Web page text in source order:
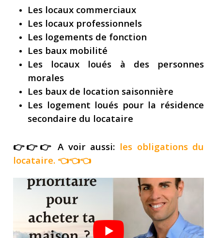
Les locaux commerciaux
Les locaux professionnels
Les logements de fonction
Les baux mobilité
Les locaux loués à des personnes
morales
Les baux de location saisonnière
Les logement loués pour la résidence
secondaire du locataire
👉👉👉 A voir aussi: les obligations du
locataire.👈👈👈